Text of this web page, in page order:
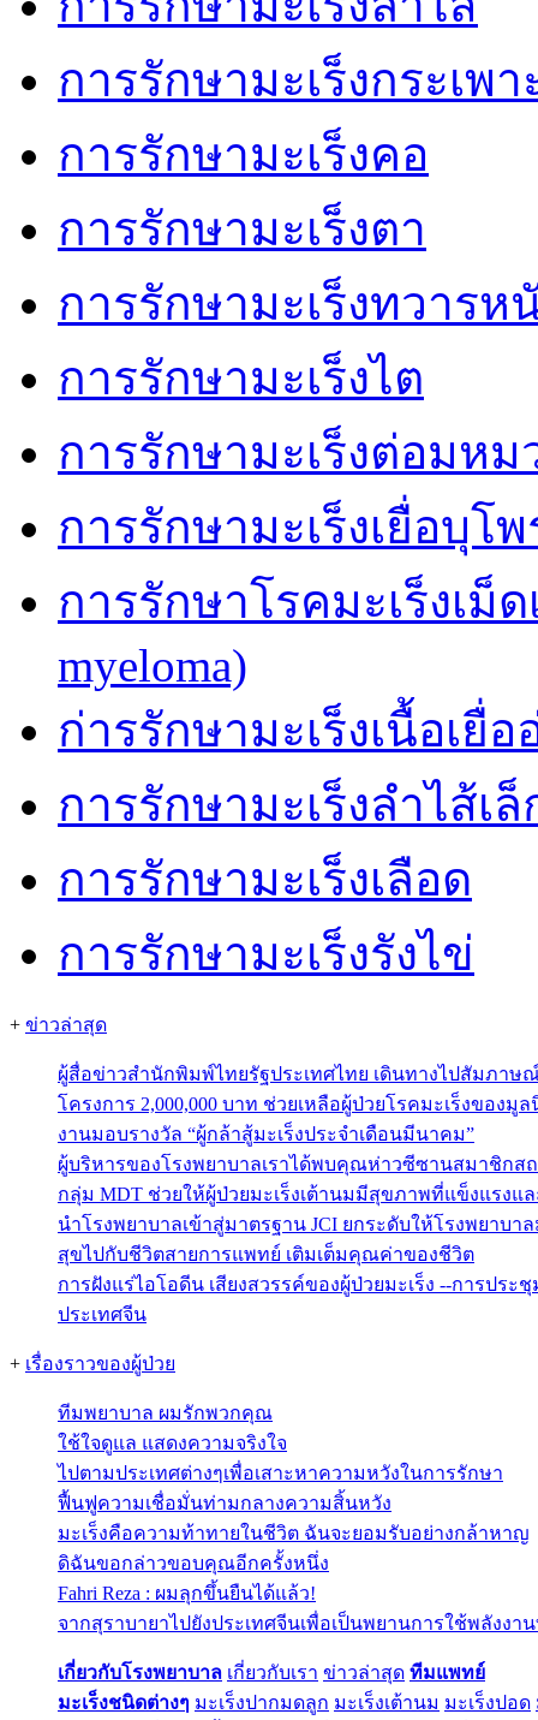
การรักษามะเร็งกระเพ
การรักษามะเร็งคอ
การรักษามะเร็งตา
การรักษามะเร็งทวารห
การรักษามะเร็งไต
การรักษามะเร็งต่อมหม
การรักษามะเร็งเยื่อบุโ
การรักษาโรคมะเร็งเม็
myeloma)
ก่ารรักษามะเร็งเนื้อเยื่อ
การรักษามะเร็งลำไส้เล็
การรักษามะเร็งเลือด
การรักษามะเร็งรังไข่
+ ข่าวล่าสุด
ผู้สื่อข่าวสำนักพิมพ์ไทยรัฐประเทศไทย เดินทางไปสัมภาษณ์
โครงการ 2,000,000 บาท ช่วยเหลือผู้ป่วยโรคมะเร็งของมู
งานมอบรางวัล “ผู้กล้าสู้มะเร็งประจำเดือนมีนาคม”
ผู้บริหารของโรงพยาบาลเราได้พบคุณห่าวซีซานสมาชิกส
กลุ่ม MDT ช่วยให้ผู้ป่วยมะเร็งเต้านมมีสุขภาพที่แข็งแรง
นำโรงพยาบาลเข้าสู่มาตรฐาน JCI ยกระดับให้โรงพยาบา
สุขไปกับชีวิตสายการแพทย์ เติมเต็มคุณค่าของชีวิต
การฝังแร่ไอโอดีน เสียงสวรรค์ของผู้ป่วยมะเร็ง --การปร
ประเทศจีน
+ เรื่องราวของผู้ป่วย
ทีมพยาบาล ผมรักพวกคุณ
ใช้ใจดูแล แสดงความจริงใจ
ไปตามประเทศต่างๆเพื่อเสาะหาความหวังในการรักษา
ฟื้นฟูความเชื่อมั่นท่ามกลางความสิ้นหวัง
มะเร็งคือความท้าทายในชีวิต ฉันจะยอมรับอย่างกล้าหาญ
ดิฉันขอกล่าวขอบคุณอีกครั้งหนึ่ง
Fahri Reza : ผมลุกขึ้นยืนได้แล้ว!
จากสุราบายาไปยังประเทศจีนเพื่อเป็นพยานการใช้พลังงา
เกี่ยวกับโรงพยาบาล เกี่ยวกับเรา ข่าวล่าสุด ทีมแพทย์
มะเร็งชนิดต่างๆ มะเร็งปากมดลูก มะเร็งเต้านม มะเร็งปอด